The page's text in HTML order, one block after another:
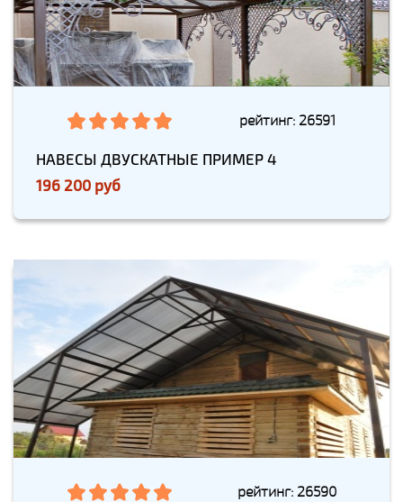
рейтинг: 26591
НАВЕСЫ ДВУСКАТНЫЕ ПРИМЕР 4
196 200 руб
рейтинг: 26590